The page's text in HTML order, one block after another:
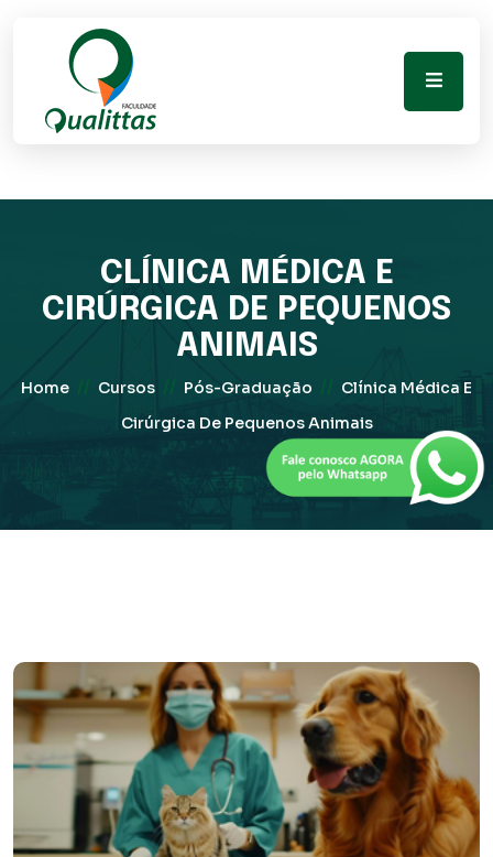
CLÍNICA MÉDICA E
CIRÚRGICA DE PEQUENOS
ANIMAIS
Home Cursos // Pós-Graduação
Clínica Médica E
Cirúrgica De Pequenos Animais